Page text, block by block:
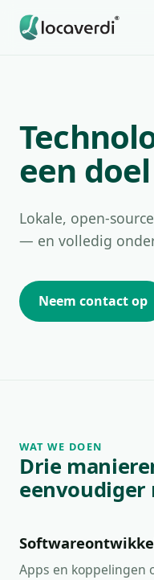
een doel
Lokale, open-
— en volledig
Neem contact op
WAT WE DOEN
Drie
eenvoudiger
Apps en koppelingen